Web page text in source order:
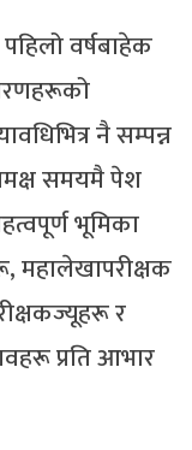
वर्षबाहेक
नै सम्पन्न
समयमै पेश
भूमिका
महालेखापरीक्षक
र
प्रति आभार